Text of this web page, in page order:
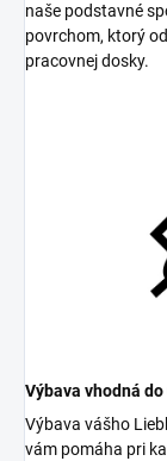
naše podstavné
povrchom, ktorý
pracovnej dosky.
Výbava vhodná
Výbava vášho
vám pomáha pri